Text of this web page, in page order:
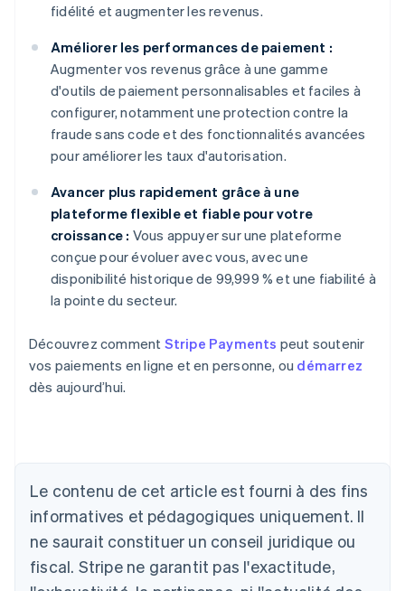
fidélité et augmenter les revenus.
Améliorer les performances de paiement :
Augmenter vos revenus grâce à une gamme
d'outils de paiement personnalisables et faciles à
configurer, notamment une protection contre la
fraude sans code et des fonctionnalités avancées
pour améliorer les taux d'autorisation.
Avancer plus rapidement grâce à une
plateforme flexible et fiable pour votre
croissance : Vous appuyer sur une plateforme
conçue pour évoluer avec vous, avec une
disponibilité historique de 99,999 % et une fiabilité à
la pointe du secteur.
Découvrez comment Stripe Payments peut soutenir
vos paiements en ligne et en personne, ou démarrez
dès aujourd’hui.
Le contenu de cet article est fourni à des fins
informatives et pédagogiques uniquement. Il
ne saurait constituer un conseil juridique ou
fiscal. Stripe ne garantit pas l'exactitude,
DeutschEnglish
English
Autriche
Deutsch English
Belgique